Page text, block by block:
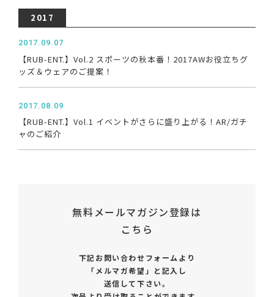
2017
2017.09.07
【RUB-ENT.】Vol.2 スポーツの秋本番！2017AWお役立ちグ
ッズ＆ウェアのご提案！
2017.08.09
【RUB-ENT.】Vol.1 イベントがさらに盛り上がる！AR/ガチ
ャのご紹介
無料メールマガジン登録は
こちら
下記お問い合わせフォームより
「メルマガ希望」と記入し
送信して下さい。